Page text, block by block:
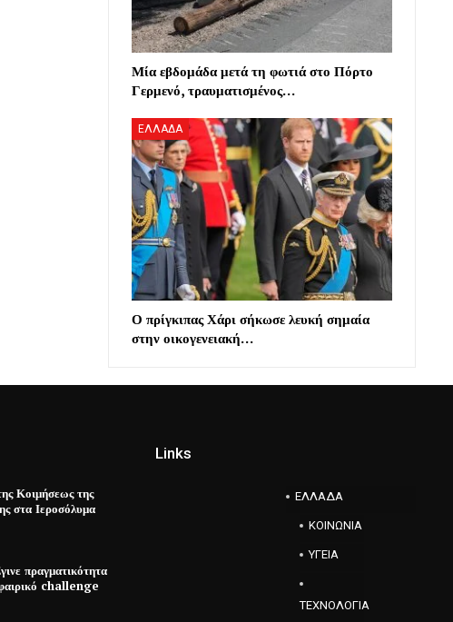
Μία εβδομάδα μετά τη φωτιά στο Πόρτο
Γερμενό, τραυματισμένος…
ΕΛΛΑΔΑ
Ο πρίγκιπας Χάρι σήκωσε λευκή σημαία
στην οικογενειακή…
Κοιμήσεως της
στα Ιεροσόλυμα
πραγματικότητα
challenge
Links
ΕΛΛΑΔΑ
ΚΟΙΝΩΝΙΑ
ΥΓΕΙΑ
ΤΕΧΝΟΛΟΓΙΑ